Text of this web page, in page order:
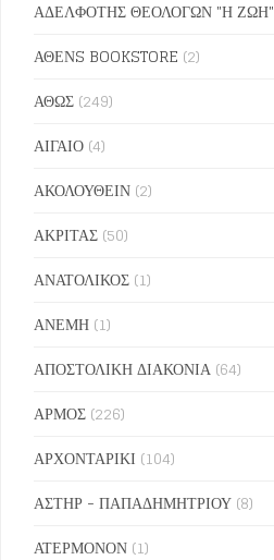
ΑΔΕΛΦΟΤΗΣ ΘΕΟΛΟΓΩΝ "Η ΖΩΗ"
ΑΘΕΝS BOOKSTORE (2)
ΑΘΩΣ (249)
ΑΙΓΑΙΟ (4)
ΑΚΟΛΟΥΘΕΙΝ (2)
ΑΚΡΙΤΑΣ (50)
ΑΝΑΤΟΛΙΚΟΣ (1)
ΑΝΕΜΗ (1)
ΑΠΟΣΤΟΛΙΚΗ ΔΙΑΚΟΝΙΑ (64)
ΑΡΜΟΣ (226)
ΑΡΧΟΝΤΑΡΙΚΙ (104)
ΑΣΤΗΡ - ΠΑΠΑΔΗΜΗΤΡΙΟΥ (8)
ΑΤΕΡΜΟΝΟΝ (1)